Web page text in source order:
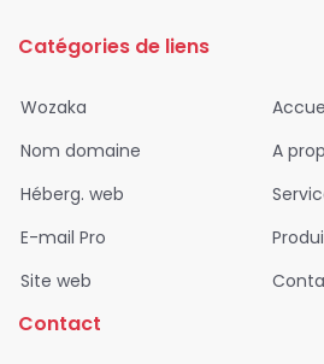
Catégories de liens
Wozaka
Nom domaine
A
Héberg. web
E-mail Pro
Site web
Contact